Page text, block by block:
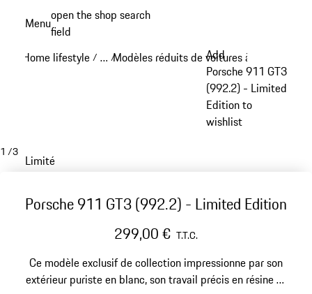
principal
Menuopen the shop search
field
Home lifestyle / …
Reveal collapsed breadcrumb items
/Modèles réduits de voitures à l’échelle
Add
Porsche 911 GT3
(992.2) - Limited
Edition to
wishlist
1 /3
Limité
Porsche 911 GT3 (992.2) - Limited Edition
299,00 € T.T.C.
Ce modèle exclusif de collection impressionne par son
extérieur puriste en blanc, son travail précis en résine et